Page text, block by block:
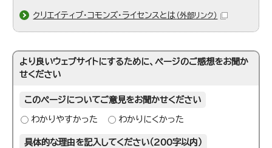
クリエイティブ・コモンズ・ライセンスとは （外部リンク）
より良いウェブサイトにするために、ページのご感想をお聞か
せください
このページについてご意見をお聞かせください
わかりやすかった わかりにくかった
具体的な理由を記入してください（200字以内）